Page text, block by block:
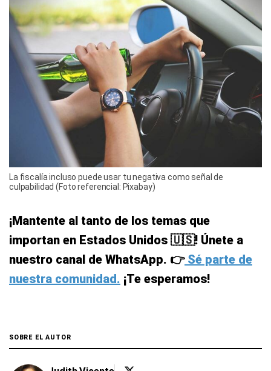
La fiscalía incluso puede usar tu negativa como señal de
culpabilidad (Foto referencial: Pixabay)
¡Mantente al tanto de los temas que
importan en Estados Unidos 🇺🇸! Únete a
nuestro canal de WhatsApp. 👉Sé parte de
nuestra comunidad. ¡Te esperamos!
SOBRE EL AUTOR